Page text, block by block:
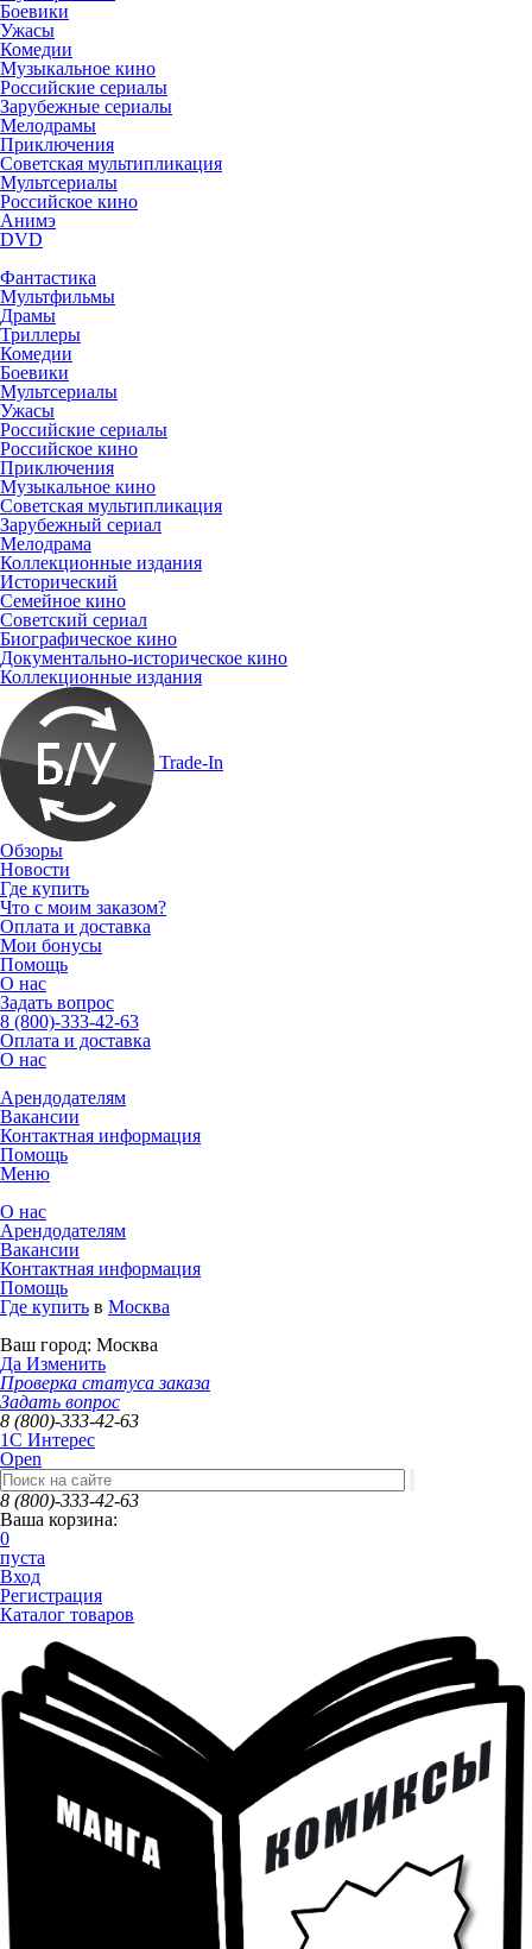
Боевики
Ужасы
Комедии
Музыкальное кино
Российские сериалы
Зарубежные сериалы
Мелодрамы
Приключения
Советская мультипликация
Мультсериалы
Российское кино
Анимэ
DVD
Фантастика
Мультфильмы
Драмы
Триллеры
Комедии
Боевики
Мультсериалы
Ужасы
Российские сериалы
Российское кино
Приключения
Музыкальное кино
Советская мультипликация
Зарубежный сериал
Мелодрама
Коллекционные издания
Исторический
Семейное кино
Советский сериал
Биографическое кино
Документально-историческое кино
Коллекционные издания
Trade-In
Обзоры
Новости
Где купить
Что с моим заказом?
Оплата и доставка
Мои бонусы
Помощь
О нас
Задать вопрос
8 (800)-333-42-63
Оплата и доставка
О нас
Арендодателям
Вакансии
Контактная информация
Помощь
Меню
О нас
Арендодателям
Вакансии
Контактная информация
Помощь
Где купить в Москва
Ваш город: Москва
Да Изменить
Проверка статуса заказа
Задать вопрос
8 (800)-333-42-63
1C Интерес
Open
8 (800)-333-42-63
Ваша корзина:
0
пуста
Вход
Регистрация
Каталог товаров